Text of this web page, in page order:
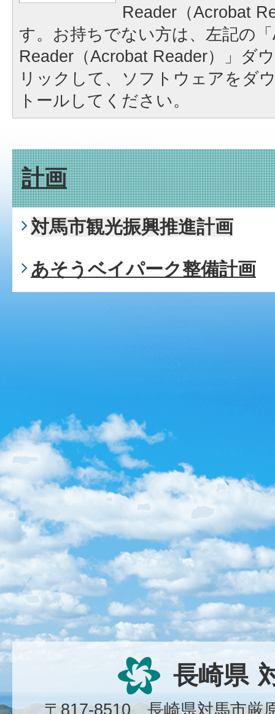
Reader（Acrobat
す。お持ちでない方は、左記の
Reader（Acrobat Reader）」ダ
リックして、ソフトウェアをダ
トールしてください。
計画
対馬市観光振興推進計画
あそうベイパーク整備計画
長崎県
〒817-8510 長崎県対馬市